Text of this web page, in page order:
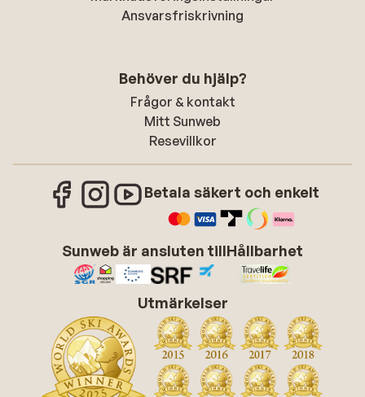
Ansvarsfriskrivning
Behöver du hjälp?
Frågor & kontakt
Mitt Sunweb
Resevillkor
Betala säkert och enkelt
Sunweb är ansluten tillHållbarhet
Utmärkelser